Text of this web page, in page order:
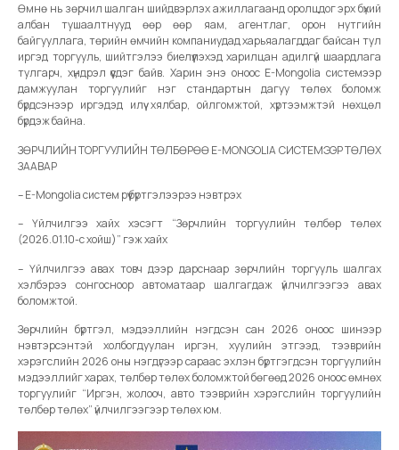
Өмнө нь зөрчил шалган шийдвэрлэх ажиллагаанд оролцдог эрх бүхий
албан тушаалтнууд өөр өөр яам, агентлаг, орон нутгийн
байгууллага, төрийн өмчийн компаниудад харьяалагддаг байсан тул
иргэд торгууль, шийтгэлээ биелүүлэхэд харилцан адилгүй шаардлага
тулгарч, хүндрэл үүсдэг байв. Харин энэ оноос E-Mongolia системээр
дамжуулан торгуулийг нэг стандартын дагуу төлөх боломж
бүрдсэнээр иргэдэд илүү хялбар, ойлгомжтой, хүртээмжтэй нөхцөл
бүрдэж байна.
ЗӨРЧЛИЙН ТОРГУУЛИЙН ТӨЛБӨРӨӨ E-MONGOLIA СИСТЕМЭЭР ТӨЛӨХ
ЗААВАР
– E-Mongolia систем рүү бүртгэлээрээ нэвтрэх
– Үйлчилгээ хайх хэсэгт “Зөрчлийн торгуулийн төлбөр төлөх
(2026.01.10-с хойш)” гэж хайх
– Үйлчилгээ авах товч дээр дарснаар зөрчлийн торгууль шалгах
хэлбэрээ сонгосноор автоматаар шалгагдаж үйлчилгээгээ авах
боломжтой.
Зөрчлийн бүртгэл, мэдээллийн нэгдсэн сан 2026 оноос шинээр
нэвтэрсэнтэй холбогдуулан иргэн, хуулийн этгээд, тээврийн
хэрэгслийн 2026 оны нэгдүгээр сараас эхлэн бүртгэгдсэн торгуулийн
мэдээллийг харах, төлбөр төлөх боломжтой бөгөөд 2026 оноос өмнөх
торгуулийг “Иргэн, жолооч, авто тээврийн хэрэгслийн торгуулийн
төлбөр төлөх” үйлчилгээгээр төлөх юм.